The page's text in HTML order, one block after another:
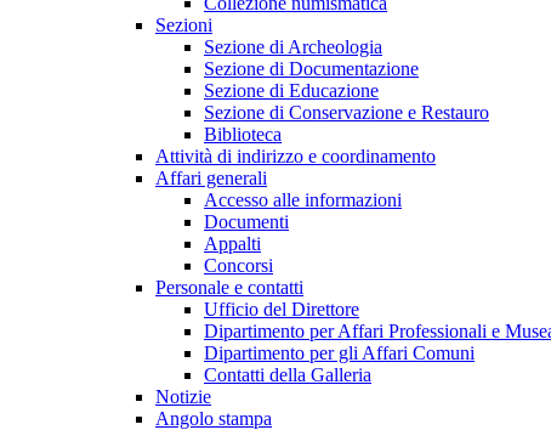
Sezioni
Sezione di Archeologia
Sezione di Documentazione
Sezione di Educazione
Sezione di Conservazione e Restauro
Biblioteca
Attività di indirizzo e coordinamento
Affari generali
Accesso alle informazioni
Documenti
Appalti
Concorsi
Personale e contatti
Ufficio del Direttore
Dipartimento per Affari Professionali e
Dipartimento per gli Affari Comuni
Contatti della Galleria
Notizie
Angolo stampa